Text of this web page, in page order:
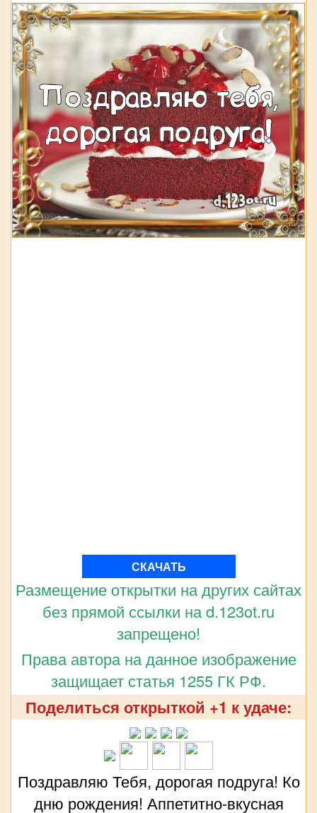
СКАЧАТЬ
Размещение открытки на других сайтах
без прямой ссылки на d.123ot.ru
запрещено!
Права автора на данное изображение
защищает статья 1255 ГК РФ.
Поделиться открыткой +1 к удаче:
Поздравляю Тебя, дорогая подруга! Ко
дню рождения! Аппетитно-вкусная